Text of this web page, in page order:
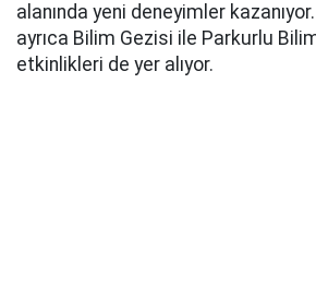
alanında yeni deneyimler
ayrıca Bilim Gezisi ile Parkurlu
etkinlikleri de yer alıyor.